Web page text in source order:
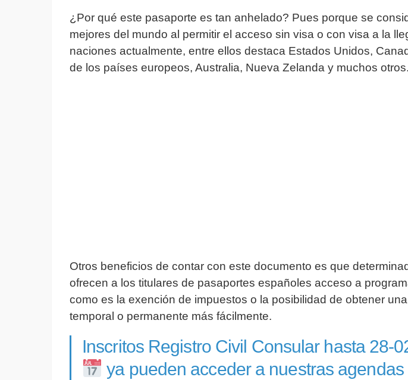
¿Por qué este pasaporte es tan anhelado? Pues porque se
mejores del mundo al permitir el acceso sin visa o con visa a la
naciones actualmente, entre ellos destaca Estados Unidos,
de los países europeos, Australia, Nueva Zelanda y muchos otros.
Otros beneficios de contar con este documento es que
ofrecen a los titulares de pasaportes españoles acceso a
como es la exención de impuestos o la posibilidad de obtener
temporal o permanente más fácilmente.
Inscritos Registro Civil Consular hasta 28-
ya pueden acceder a nuestras agendas